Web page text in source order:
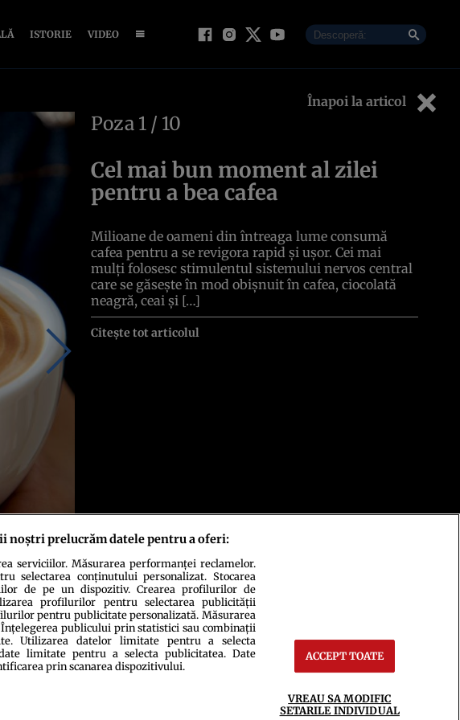
ISTORIE VIDEO
Înapoi la articol
Poza 1 / 10
Cel mai bun moment al zilei
pentru a bea cafea
Milioane de oameni din întreaga lume consumă
cafea pentru a se revigora rapid și ușor. Cei mai
mulți folosesc stimulentul sistemului nervos central
care se găsește în mod obișnuit în cafea, ciocolată
neagră, ceai și […]
Citește tot articolul
redacțională
noștri prelucrăm datele pentru a oferi:
serviciilor. Măsurarea performanței reclamelor.
selectarea conținutului personalizat. Stocarea
de pe un dispozitiv. Crearea profilurilor de
profilurilor pentru selectarea publicității
pentru publicitate personalizată. Măsurarea
publicului prin statistici sau combinații
Utilizarea datelor limitate pentru a selecta
limitate pentru a selecta publicitatea. Date
prin scanarea dispozitivului.
ACCEPT TOATE
VREAU SA MODIFIC
SETARILE INDIVIDUAL